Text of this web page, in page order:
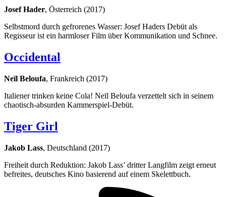
Josef Hader, Österreich (2017)
Selbstmord durch gefrorenes Wasser: Josef Haders Debüt als
Regisseur ist ein harmloser Film über Kommunikation und Schnee.
Occidental
Neïl Beloufa, Frankreich (2017)
Italiener trinken keine Cola! Neïl Beloufa verzettelt sich in seinem
chaotisch-absurden Kammerspiel-Debüt.
Tiger Girl
Jakob Lass, Deutschland (2017)
Freiheit durch Reduktion: Jakob Lass’ dritter Langfilm zeigt erneut
befreites, deutsches Kino basierend auf einem Skelettbuch.